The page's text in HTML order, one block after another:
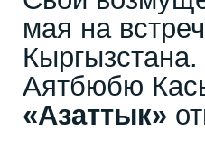
мая на
Кыргызстана.
Аятбюбю
«Азаттык»